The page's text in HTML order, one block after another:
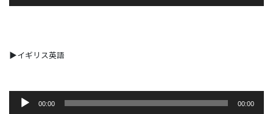
ヤ
▶イギリス英語
00:00 00:00